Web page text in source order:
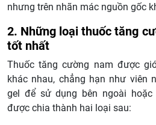
nhưng trên nhãn mác nguồn gốc
2. Những loại thuốc tăng
tốt nhất
Thuốc tăng cường nam được
khác nhau, chẳng hạn như viên
gel để sử dụng bên ngoài
được chia thành hai loại sau: